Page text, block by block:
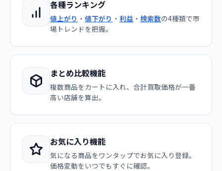
各種ランキング
値上がり ・ 値下がり ・ 利益 ・ 検索数の4種類で市
場トレンドを把握。
まとめ比較機能
複数商品をカートに入れ、合計買取価格が一番
高い店舗を算出。
お気に入り機能
気になる商品をワンタップでお気に入り登録。
価格変動をいつでもすぐに確認。